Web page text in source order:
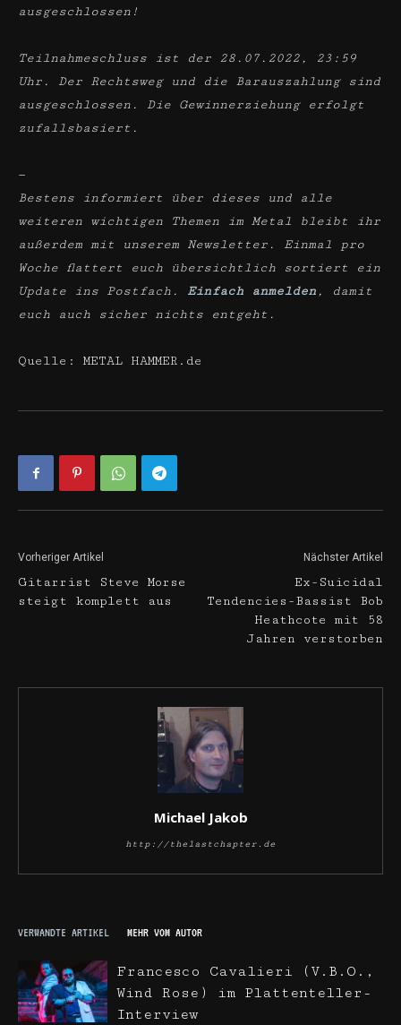
ausgeschlossen!
Teilnahmeschluss ist der 28.07.2022, 23:59
Uhr. Der Rechtsweg und die Barauszahlung sind
ausgeschlossen. Die Gewinnerziehung erfolgt
zufallsbasiert.
—
Bestens informiert über dieses und alle
weiteren wichtigen Themen im Metal bleibt ihr
außerdem mit unserem Newsletter. Einmal pro
Woche flattert euch übersichtlich sortiert ein
Update ins Postfach.
Einfach anmelden , damit
euch auch sicher nichts entgeht.
Quelle: METAL HAMMER.de
Vorheriger Artikel
Gitarrist Steve Morse
steigt komplett aus
Nächster Artikel
Ex-Suicidal
Tendencies-Bassist Bob
Heathcote mit 58
Jahren verstorben
Michael Jakob
http://thelastchapter.de
VERWANDTE ARTIKEL MEHR VOM AUTOR
Francesco Cavalieri (V.B.O.,
Wind Rose) im Plattenteller-
Interview